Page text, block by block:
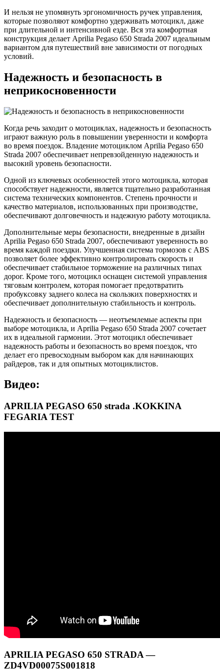
И нельзя не упомянуть эргономичность ручек управления,
которые позволяют комфортно удерживать мотоцикл, даже
при длительной и интенсивной езде. Вся эта комфортная
конструкция делает Aprilia Pegaso 650 Strada 2007 идеальным
вариантом для путешествий вне зависимости от погодных
условий.
Надежность и безопасность в
неприкосновенности
Когда речь заходит о мотоциклах, надежность и безопасность
играют важную роль в повышении уверенности и комфорта
во время поездок. Владение мотоциклом Aprilia Pegaso 650
Strada 2007 обеспечивает непревзойденную надежность и
высокий уровень безопасности.
Одной из ключевых особенностей этого мотоцикла, которая
способствует надежности, является тщательно разработанная
система технических компонентов. Степень прочности и
качество материалов, использованных при производстве,
обеспечивают долговечность и надежную работу мотоцикла.
Дополнительные меры безопасности, внедренные в дизайн
Aprilia Pegaso 650 Strada 2007, обеспечивают уверенность во
время каждой поездки. Улучшенная система тормозов с ABS
позволяет более эффективно контролировать скорость и
обеспечивает стабильное торможение на различных типах
дорог. Кроме того, мотоцикл оснащен системой управления
тяговым контролем, которая помогает предотвратить
пробуксовку заднего колеса на скользких поверхностях и
обеспечивает дополнительную стабильность и контроль.
Надежность и безопасность — неотъемлемые аспекты при
выборе мотоцикла, и Aprilia Pegaso 650 Strada 2007 сочетает
их в идеальной гармонии. Этот мотоцикл обеспечивает
надежность работы и безопасность во время поездок, что
делает его превосходным выбором как для начинающих
райдеров, так и для опытных мотоциклистов.
Видео:
APRILIA PEGASO 650 strada .KOKKINA
FEGARIA TEST
APRILIA PEGASO 650 STRADA —
ZD4VD00075S001818